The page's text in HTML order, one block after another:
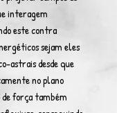
interagem
este contra
sejam eles
astrais desde que
no plano
força também